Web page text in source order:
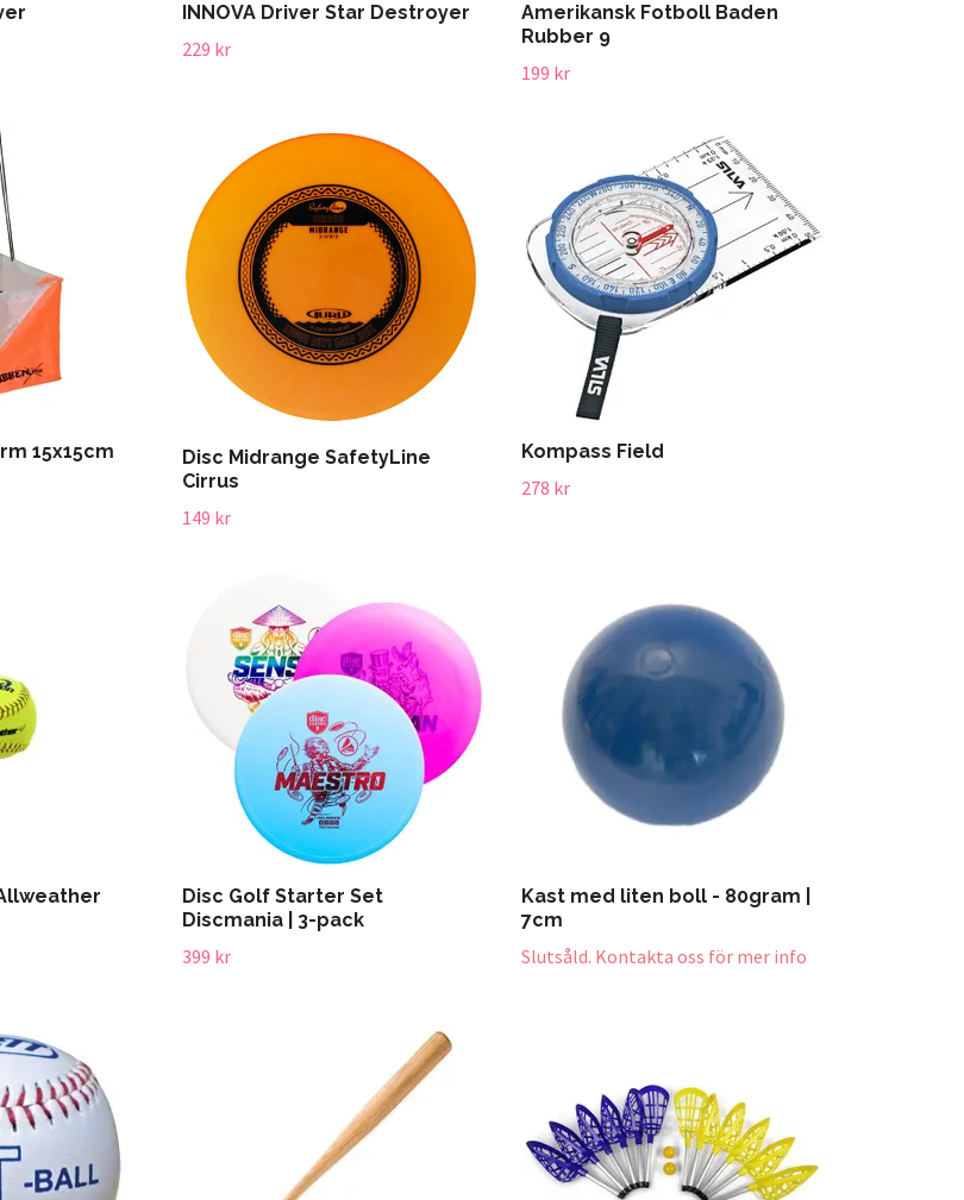
INNOVA Driver Star Destroyer
229 kr
Amerikansk Fotboll Baden
Rubber 9
199 kr
15x15cm
Disc Midrange SafetyLine
Cirrus
149 kr
Kompass Field
278 kr
Disc Golf Starter Set
Discmania | 3-pack
399 kr
Kast med liten boll - 80gram |
7cm
Slutsåld. Kontakta oss för mer info